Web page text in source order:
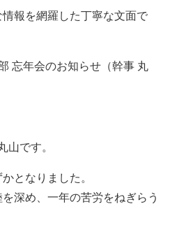
報を網羅した丁寧な文面で
忘年会のお知らせ（幹事 丸
です。
となりました。
深め、一年の苦労をねぎらう